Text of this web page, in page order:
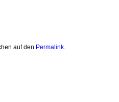
auf den Permalink.